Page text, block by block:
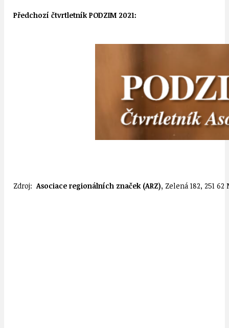
Předchozí čtvrtletník PODZIM 2021:
Zdroj:Asociace regionálních značek (ARZ), Zelená 182, 251